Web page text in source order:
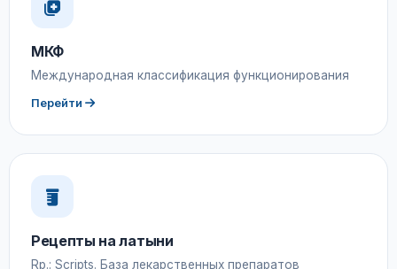
МКФ
Международная классификация функционирования
Перейти
Рецепты на латыни
Rp.: Scripts. База лекарственных препаратов